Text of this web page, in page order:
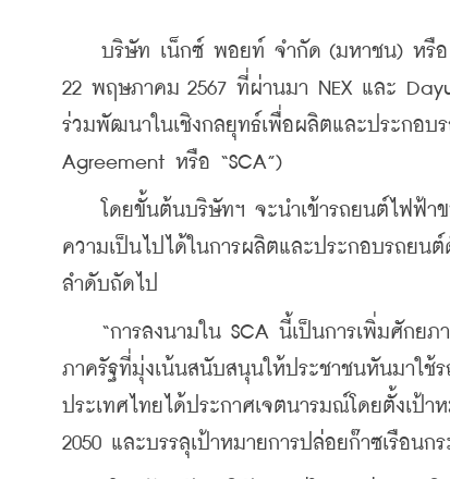
บริษัท เน็กซ์ พอยท์ จำกัด (มหาชน) หรือ
22 พฤษภาคม 2567 ที่ผ่านมา NEX และ
ร่วมพัฒนาในเชิงกลยุทธ์เพื่อผลิตและประกอบ
Agreement หรือ “SCA”)
โดยขั้นต้นบริษัทฯ จะนำเข้ารถยนต์ไฟฟ้าข
ความเป็นไปได้ในการผลิตและประกอบรถยน
ลำดับถัดไป
“การลงนามใน SCA นี้เป็นการเพิ่มศักยภา
ภาครัฐที่มุ่งเน้นสนับสนุนให้ประชาชนหันมาใ
ประเทศไทยได้ประกาศเจตนารมณ์โดยตั้งเป้
2050 และบรรลุเป้าหมายการปล่อยก๊าซเรือน